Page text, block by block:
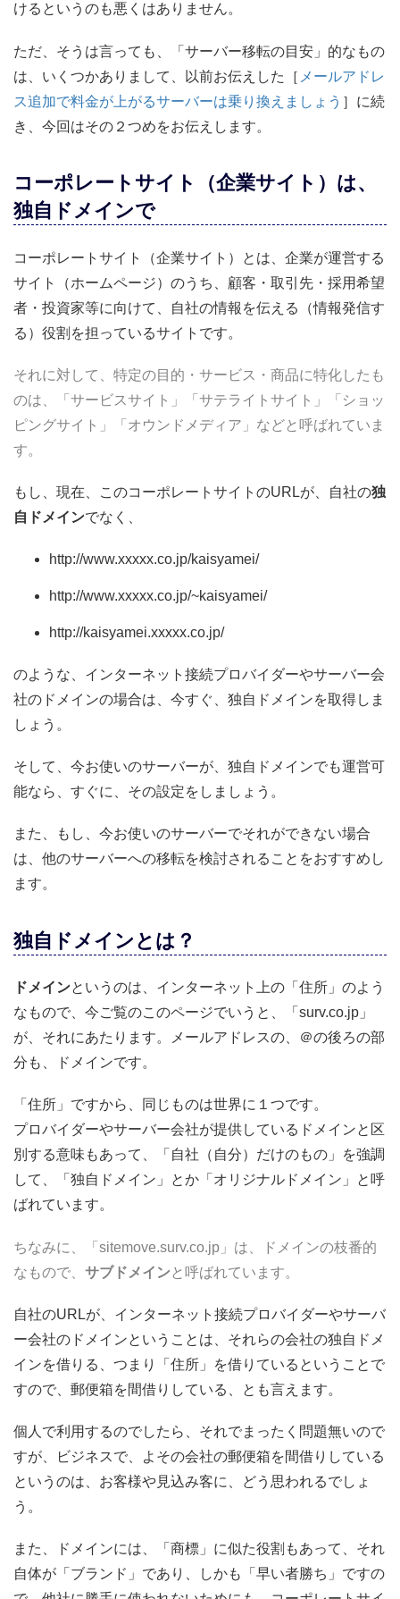
けるというのも悪くはありません。
ただ、そうは言っても、「サーバー移転の目安」的なもの
は、いくつかありまして、以前お伝えした［ メールアドレ
ス追加で料金が上がるサーバーは乗り換えましょう ］に続
き、今回はその２つめをお伝えします。
コーポレートサイト（企業サイト）は、
独自ドメインで
コーポレートサイト（企業サイト）とは、企業が運営する
サイト（ホームページ）のうち、顧客・取引先・採用希望
者・投資家等に向けて、自社の情報を伝える（情報発信す
る）役割を担っているサイトです。
それに対して、特定の目的・サービス・商品に特化したも
のは、「サービスサイト」「サテライトサイト」「ショッ
ピングサイト」「オウンドメディア」などと呼ばれていま
す。
もし、現在、このコーポレートサイトのURLが、自社の独
自ドメインでなく、
http://www.xxxxx.co.jp/kaisyamei/
http://www.xxxxx.co.jp/~kaisyamei/
http://kaisyamei.xxxxx.co.jp/
のような、インターネット接続プロバイダーやサーバー会
社のドメインの場合は、今すぐ、独自ドメインを取得しま
しょう。
そして、今お使いのサーバーが、独自ドメインでも運営可
能なら、すぐに、その設定をしましょう。
また、もし、今お使いのサーバーでそれができない場合
は、他のサーバーへの移転を検討されることをおすすめし
ます。
独自ドメインとは？
ドメインというのは、インターネット上の「住所」のよう
なもので、今ご覧のこのページでいうと、「surv.co.jp」
が、それにあたります。メールアドレスの、＠の後ろの部
分も、ドメインです。
「住所」ですから、同じものは世界に１つです。
プロバイダーやサーバー会社が提供しているドメインと区
別する意味もあって、「自社（自分）だけのもの」を強調
して、「独自ドメイン」とか「オリジナルドメイン」と呼
ばれています。
ちなみに、「sitemove.surv.co.jp」は、ドメインの枝番的
なもので、 サブドメイン と呼ばれています。
自社のURLが、インターネット接続プロバイダーやサーバ
ー会社のドメインということは、それらの会社の独自ドメ
インを借りる、つまり「住所」を借りているということで
すので、郵便箱を間借りしている、とも言えます。
個人で利用するのでしたら、それでまったく問題無いので
すが、ビジネスで、よその会社の郵便箱を間借りしている
というのは、お客様や見込み客に、どう思われるでしょ
う。
また、ドメインには、「商標」に似た役割もあって、それ
自体が「ブランド」であり、しかも「早い者勝ち」ですの